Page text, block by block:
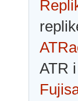
ATR